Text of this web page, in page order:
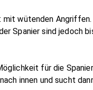
wütenden
Spanier sind jedoch
für die
innen und sucht